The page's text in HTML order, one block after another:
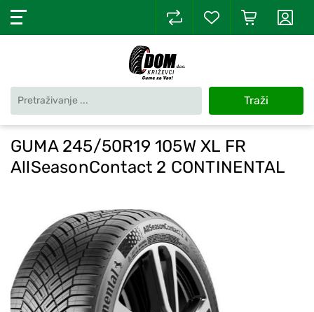
Traži
GUMA 245/50R19 105W XL FR
AllSeasonContact 2 CONTINENTAL